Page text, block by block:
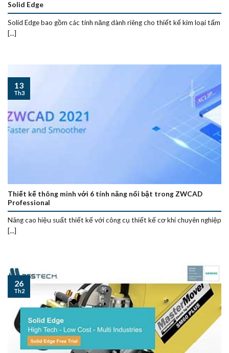
Solid Edge
Solid Edge bao gồm các tính năng dành riêng cho thiết kế kim loại tấm
[...]
Thiết kế thông minh với 6 tính năng nổi bật trong ZWCAD
Professional
Nâng cao hiệu suất thiết kế với công cụ thiết kế cơ khí chuyên nghiệp
[...]
13
Th3
26
Th2